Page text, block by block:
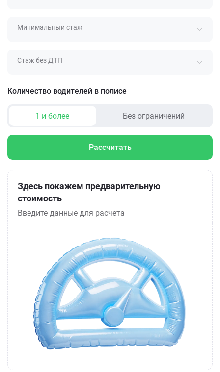
Минимальный стаж
Стаж без ДТП
Количество водителей в полисе
1 и более Без ограничений
Рассчитать
Здесь покажем предварительную
стоимость
Введите данные для расчета